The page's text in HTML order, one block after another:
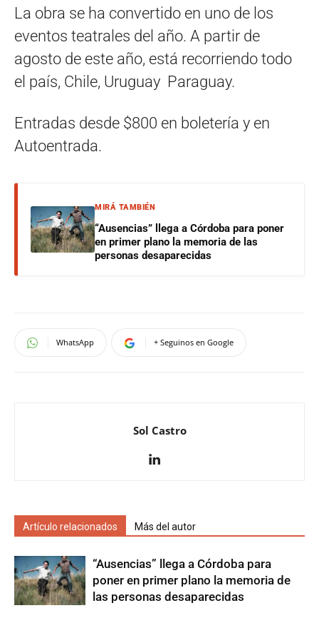
La obra se ha convertido en uno de los
eventos teatrales del año. A partir de
agosto de este año, está recorriendo todo
el país, Chile, Uruguay Paraguay.
Entradas desde $800 en boletería y en
Autoentrada.
MIRÁ TAMBIÉN
“Ausencias” llega a Córdoba para poner
en primer plano la memoria de las
personas desaparecidas
WhatsApp + Seguinos en Google
Sol Castro
Artículo relacionados Más del autor
“Ausencias” llega a Córdoba para
poner en primer plano la memoria de
las personas desaparecidas